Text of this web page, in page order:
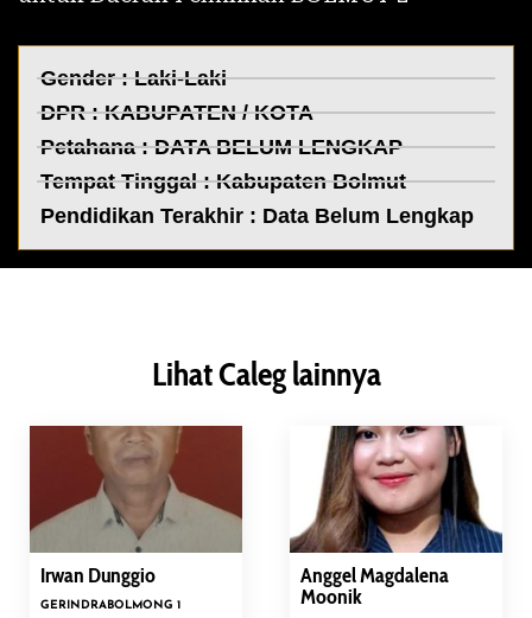
Gender : Laki-Laki
DPR :KABUPATEN / KOTA
Petahana : DATA BELUM LENGKAP
Tempat Tinggal :Kabupaten Bolmut
Pendidikan Terakhir : Data Belum Lengkap
Lihat Caleg lainnya
Irwan Dunggio
GERINDRABOLMONG 1
Anggel Magdalena
Moonik